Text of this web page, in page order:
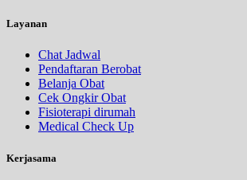
Layanan
Chat Jadwal
Pendaftaran Berobat
Belanja Obat
Cek Ongkir Obat
Fisioterapi dirumah
Medical Check Up
Kerjasama